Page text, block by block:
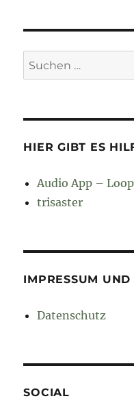
Suchen
nach:
HIER GIBT ES
Audio App –
trisaster
IMPRESSUM
Datenschutz
SOCIAL